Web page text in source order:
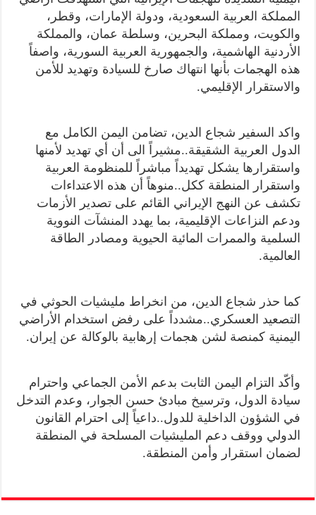
المملكة العربية السعودية، ودولة الإمارات، وقطر،
والكويت، ومملكة البحرين، وسلطة عمان، والمملكة
الأردنية الهاشمية، والجمهورية العربية السورية، واصفاً
هذه الهجمات بأنها انتهاك صارخ للسيادة وتهديد للأمن
والاستقرار الإقليمي.
واكد السفير شجاع الدين، تضامن اليمن الكامل مع
الدول العربية الشقيقة..مشيراً الى أن أي تهديد لأمنها
واستقرارها يشكل تهديداً مباشراً للمنظومة العربية
واستقرار المنطقة ككل..منوهاً أن هذه الاعتداءات
تكشف عن النهج الإيراني القائم على تصدير الأزمات
ودعم النزاعات الإقليمية، بما يهدد المنشآت النووية
السلمية والممرات المائية الحيوية ومصادر الطاقة
العالمية.
كما حذر شجاع الدين، من انخراط مليشيات الحوثي في
التصعيد العسكري..مشدداً على رفض استخدام الأراضي
اليمنية كمنصة لشن هجمات إرهابية بالوكالة عن إيران.
وأكّد التزام اليمن الثابت بدعم الأمن الجماعي واحترام
سيادة الدول، وترسيخ مبادئ حسن الجوار، وعدم التدخل
في الشؤون الداخلية للدول..داعياً إلى احترام القانون
الدولي ووقف دعم المليشيات المسلحة في المنطقة
لضمان استقرار وأمن المنطقة.